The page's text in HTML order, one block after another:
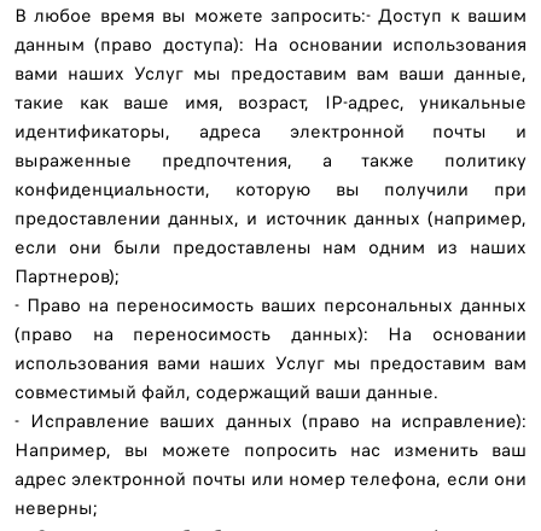
В любое время вы можете запросить:- Доступ к вашим
данным (право доступа): На основании использования
вами наших Услуг мы предоставим вам ваши данные,
такие как ваше имя, возраст, IP-адрес, уникальные
идентификаторы, адреса электронной почты и
выраженные предпочтения, а также политику
конфиденциальности, которую вы получили при
предоставлении данных, и источник данных (например,
если они были предоставлены нам одним из наших
Партнеров);
- Право на переносимость ваших персональных данных
(право на переносимость данных): На основании
использования вами наших Услуг мы предоставим вам
совместимый файл, содержащий ваши данные.
- Исправление ваших данных (право на исправление):
Например, вы можете попросить нас изменить ваш
адрес электронной почты или номер телефона, если они
неверны;